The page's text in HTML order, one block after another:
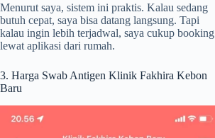
Menurut saya, sistem ini praktis. Kalau sedang
butuh cepat, saya bisa datang langsung. Tapi
kalau ingin lebih terjadwal, saya cukup booking
lewat aplikasi dari rumah.
3. Harga Swab Antigen Klinik Fakhira Kebon
Baru